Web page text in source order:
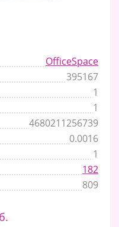
OfficeSpace
395167
1
1
4680211256739
0.0016
1
182
809